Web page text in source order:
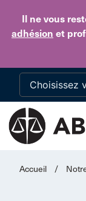
Il ne vous
adhésion et
Accueil /